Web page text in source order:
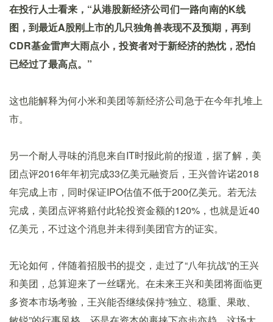
在投行人士看来，“从港股新经济公司们一路向南的K线
图，到最近A股刚上市的几只独角兽表现不及预期，再到
CDR基金雷声大雨点小，投资者对于新经济的热忱，恐怕
已经过了最高点。”
这也能解释为何小米和美团等新经济公司急于在今年扎堆上
市。
另一个耐人寻味的消息来自IT时报此前的报道，据了解，美
团点评2016年年初完成33亿美元融资后，王兴曾许诺2018
年完成上市，同时保证IPO估值不低于200亿美元。若无法
完成，美团点评将赔付此轮投资金额的120%，也就是近40
亿美元，不过这个消息并未得到美团官方的证实。
无论如何，伴随着招股书的提交，走过了“八年抗战”的王兴
和美团，总算迎来了一丝曙光。在未来王兴和美团将面临更
多资本市场考验，王兴能否继续保持“独立、稳重、果敢、